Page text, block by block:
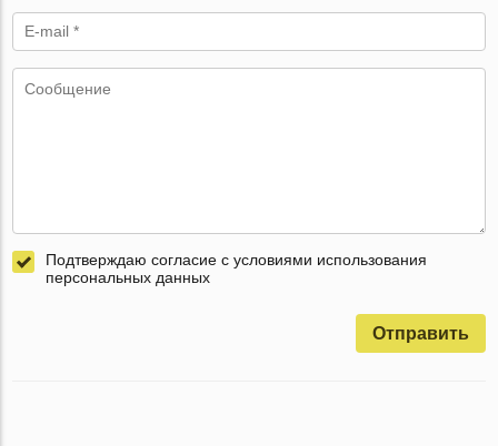
Подтверждаю согласие с условиями использования
персональных данных
Отправить